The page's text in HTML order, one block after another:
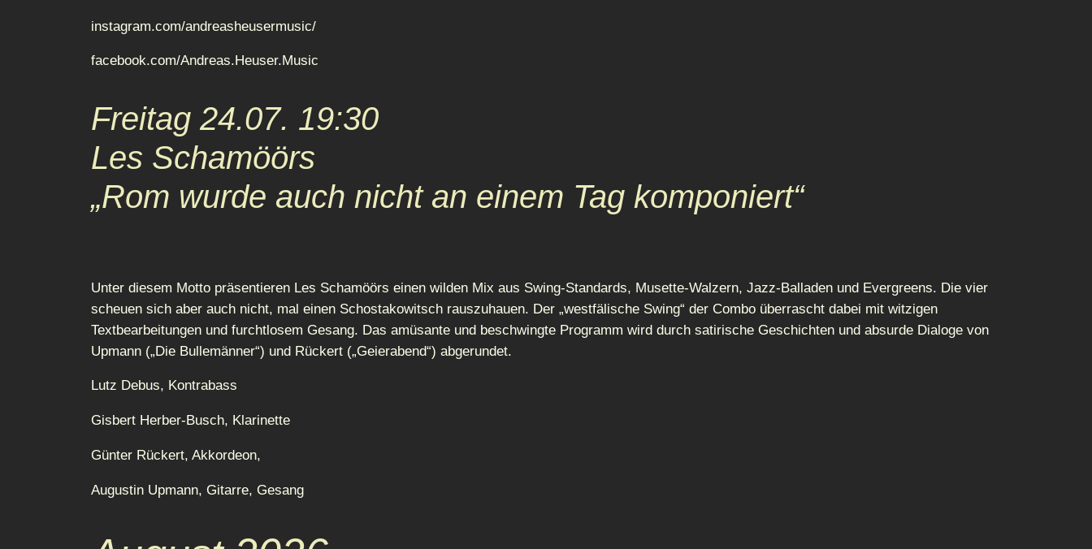
instagram.com/andreasheusermusic/
facebook.com/Andreas.Heuser.Music
Freitag 24.07. 19:30
Les Schamöörs
„Rom wurde auch nicht an einem Tag komponiert“
Unter diesem Motto präsentieren Les Schamöörs einen wilden Mix aus Swing-Standards, Musette-Walzern, Jazz-Balladen und Evergreens. Die vier
scheuen sich aber auch nicht, mal einen Schostakowitsch rauszuhauen. Der „westfälische Swing“ der Combo überrascht dabei mit witzigen
Textbearbeitungen und furchtlosem Gesang. Das amüsante und beschwingte Programm wird durch satirische Geschichten und absurde Dialoge von
Upmann („Die Bullemänner“) und Rückert („Geierabend“) abgerundet.
Lutz Debus, Kontrabass
Gisbert Herber-Busch, Klarinette
Günter Rückert, Akkordeon,
Augustin Upmann, Gitarre, Gesang